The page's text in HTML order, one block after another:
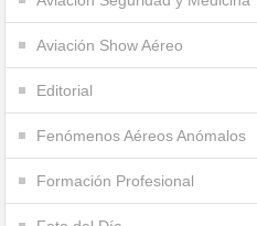
Aviación Show Aéreo
Editorial
Fenómenos Aéreos Anómalos
Formación Profesional